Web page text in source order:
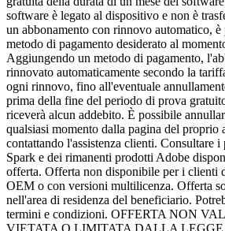
software è legato al dispositivo e non è
un abbonamento con rinnovo automatico,
metodo di pagamento desiderato al
Aggiungendo un metodo di pagamento,
rinnovato automaticamente secondo la
ogni rinnovo, fino all'eventuale
prima della fine del periodo di prova
riceverà alcun addebito. È possibile
qualsiasi momento dalla pagina del proprio
contattando l'assistenza clienti. Consultare
Spark e dei rimanenti prodotti Adobe
offerta. Offerta non disponibile per i clienti
OEM o con versioni multilicenza. Offerta
nell'area di residenza del beneficiario.
termini e condizioni. OFFERTA NON